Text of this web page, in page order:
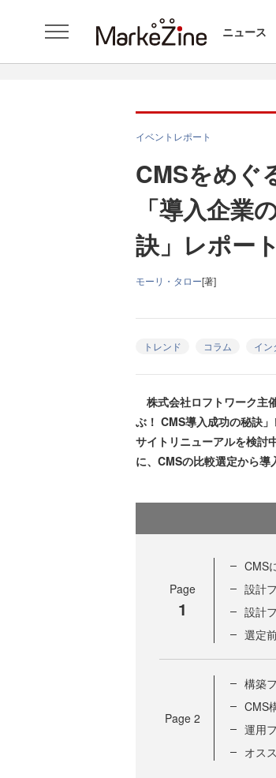
ニュース
イベントレポート
CMSをめぐ
「導入企業
訣」レポート
モーリ・タロー[著]
トレンド コラム イン
株式会社ロフトワーク主
ぶ！ CMS導入成功の秘訣
サイトリニューアルを検討
に、CMSの比較選定から導
Page
1
CMS
設計
設計
選定
Page 2
構築
CMS
運用
オス